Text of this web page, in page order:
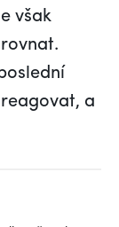
však
a